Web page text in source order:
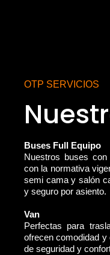
OTP SERVICIOS
Buses Full Equipo
Nuestros buses
con la normativa
semi cama y salón
y seguro por asiento.
Van
Perfectas para
ofrecen comodidad
de seguridad y